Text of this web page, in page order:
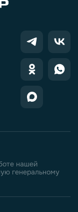
нашей
генеральному